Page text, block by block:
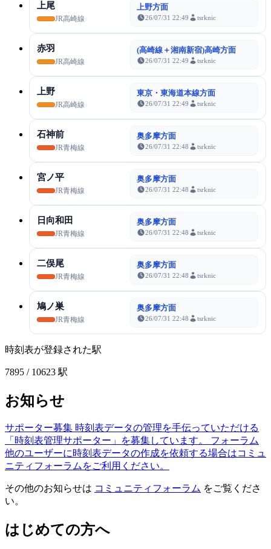
上尾
JR高崎線
上野方面
26/07/31 22:49 tsrknic
赤羽
JR高崎線
(高崎線＋湘南新宿)高崎方面
26/07/31 22:49 tsrknic
上野
JR高崎線
東京・東海道本線方面
26/07/31 22:49 tsrknic
石神前
JR青梅線
奥多摩方面
26/07/31 22:48 tsrknic
宮ノ平
JR青梅線
奥多摩方面
26/07/31 22:48 tsrknic
日向和田
JR青梅線
奥多摩方面
26/07/31 22:48 tsrknic
二俣尾
JR青梅線
奥多摩方面
26/07/31 22:48 tsrknic
鳩ノ巣
JR青梅線
奥多摩方面
26/07/31 22:48 tsrknic
時刻表が登録された駅
7895 / 10623 駅
お知らせ
サポーター募集 時刻表データの管理を手伝っていただける
「時刻表管理サポーター」を募集しています。
フォーラム
他のユーザーに時刻表データの作成を依頼する場合はコミュ
ニティフォーラムをご利用ください。
その他のお知らせは コミュニティフォーラム をご覧くださ
い。
はじめての方へ